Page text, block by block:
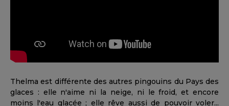
Thelma est différente des autres pingouins du Pays des
glaces : elle n'aime ni la neige, ni le froid, et encore
moins l'eau glacée ; elle rêve aussi de pouvoir voler...